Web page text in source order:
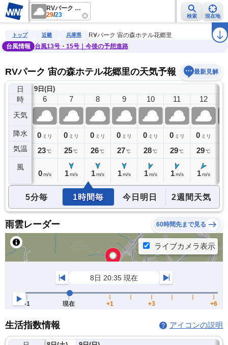
RVパーク 宙の森ホテル花郷里
29/23 検索 現在地
雨雲レーダー 台風情報 地震情報 警報・注意報 ラ
トップ 近畿 兵庫県
RVパーク 宙の森ホテル花郷里
台風情報
台風13号・15号｜今後の予想進路
RVパーク 宙の森ホテル花郷里の天気予報 最新見解
日
時
天気
降水
気温
風
9日(日)
5
0ミリ
23℃
6
0 ミリ
23℃
0 m/s
7
0 ミリ
25℃
1 m/s
8
0 ミリ
26℃
1 m/s
9
0 ミリ
27℃
1 m/s
10
0 ミリ
28℃
1 m/s
11
0 ミリ
29℃
1 m/s
12
0 ミリ
29℃
1 m/s
5分毎 1時間毎 今日明日 2週間天気
雨雲レーダー 60時間先まで見る
生活指数情報 アイコンの説明